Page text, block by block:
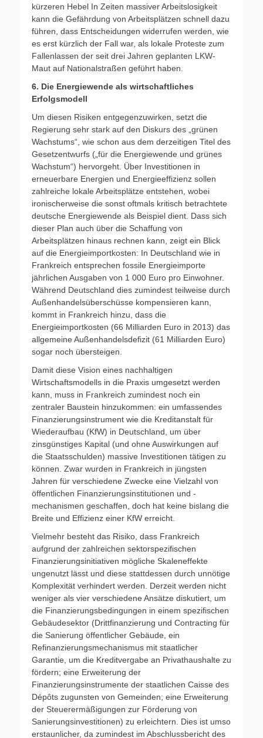
kürzeren Hebel In Zeiten massiver Arbeitslosigkeit
kann die Gefährdung von Arbeitsplätzen schnell dazu
führen, dass Entscheidungen widerrufen werden, wie
es erst kürzlich der Fall war, als lokale Proteste zum
Fallenlassen der seit drei Jahren geplanten LKW-
Maut auf Nationalstraßen geführt haben.
6. Die Energiewende als wirtschaftliches
Erfolgsmodell
Um diesen Risiken entgegenzuwirken, setzt die
Regierung sehr stark auf den Diskurs des „grünen
Wachstums“, wie schon aus dem derzeitigen Titel des
Gesetzentwurfs („für die Energiewende und grünes
Wachstum“) hervorgeht. Über Investitionen in
erneuerbare Energien und Energieeffizienz sollen
zahlreiche lokale Arbeitsplätze entstehen, wobei
ironischerweise die sonst oftmals kritisch betrachtete
deutsche Energiewende als Beispiel dient. Dass sich
dieser Plan auch über die Schaffung von
Arbeitsplätzen hinaus rechnen kann, zeigt ein Blick
auf die Energieimportkosten: In Deutschland wie in
Frankreich entsprechen fossile Energieimporte
jährlichen Ausgaben von 1 000 Euro pro Einwohner.
Während Deutschland dies zumindest teilweise durch
Außenhandelsüberschüsse kompensieren kann,
kommt in Frankreich hinzu, dass die
Energieimportkosten (66 Milliarden Euro in 2013) das
allgemeine Außenhandelsdefizit (61 Milliarden Euro)
sogar noch übersteigen.
Damit diese Vision eines nachhaltigen
Wirtschaftsmodells in die Praxis umgesetzt werden
kann, muss in Frankreich zumindest noch ein
zentraler Baustein hinzukommen: ein umfassendes
Finanzierungsinstrument wie die Kreditanstalt für
Wiederaufbau (KfW) in Deutschland, um über
zinsgünstiges Kapital (und ohne Auswirkungen auf
die Staatsschulden) massive Investitionen tätigen zu
können. Zwar wurden in Frankreich in jüngsten
Jahren für verschiedene Zwecke eine Vielzahl von
öffentlichen Finanzierungsinstitutionen und -
mechanismen geschaffen, doch hat keine bislang die
Breite und Effizienz einer KfW erreicht.
Vielmehr besteht das Risiko, dass Frankreich
aufgrund der zahlreichen sektorspezifischen
Finanzierungsinitiativen mögliche Skaleneffekte
ungenutzt lässt und diese stattdessen durch unnötige
Komplexität verhindert werden. Derzeit werden nicht
weniger als vier verschiedene Ansätze diskutiert, um
die Finanzierungsbedingungen in einem spezifischen
Gebäudesektor (Drittfinanzierung und Contracting für
die Sanierung öffentlicher Gebäude, ein
Refinanzierungsmechanismus mit staatlicher
Garantie, um die Kreditvergabe an Privathaushalte zu
fördern; eine Erweiterung der
Finanzierungsinstrumente der staatlichen Caisse des
Dépôts zugunsten von Gemeinden; eine Erweiterung
der Steuerermäßigungen zur Förderung von
Sanierungsinvestitionen) zu erleichtern. Dies ist umso
erstaunlicher, da zumindest im Abschlussbericht des